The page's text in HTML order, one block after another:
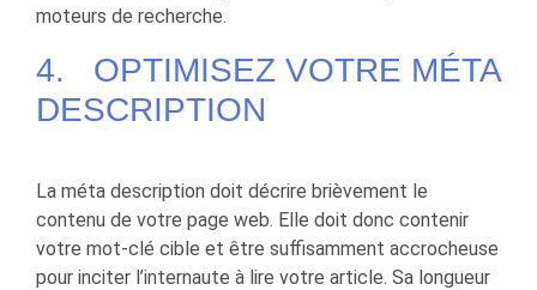
moteurs de recherche.
4. OPTIMISEZ VOTRE MÉTA
DESCRIPTION
La méta description doit décrire brièvement le
contenu de votre page web. Elle doit donc contenir
votre mot-clé cible et être suffisamment accrocheuse
pour inciter l’internaute à lire votre article. Sa longueur